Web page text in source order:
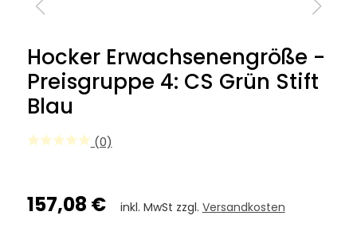
Hocker Erwachsenengröße -
Preisgruppe 4: CS Grün Stift
Blau
(0)
157,08 € inkl. MwSt zzgl. Versandkosten